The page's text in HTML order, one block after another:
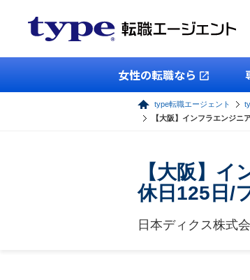
女性の転職なら
type転職エージェント
【大阪】インフラエンジニ
【大阪】
休日125日/
日本ディクス株式